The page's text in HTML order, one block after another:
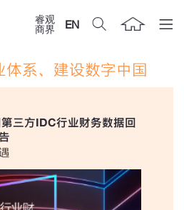
睿观
商界
EN
体系、建设数字中国
三方IDC行业财务数据回